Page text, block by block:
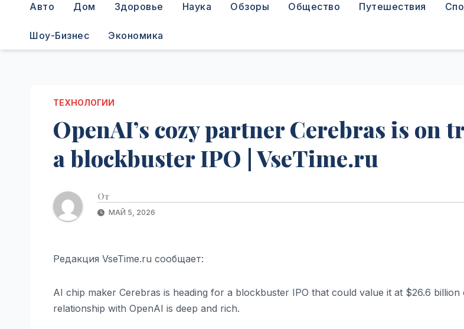
Авто Дом Здоровье Наука Обзоры Общество Путешествия
Шоу-Бизнес Экономика
ТЕХНОЛОГИИ
OpenAI’s cozy partner Cerebras is on
a blockbuster IPO | VseTime.ru
От
МАЙ 5, 2026
Редакция VseTime.ru сообщает:
AI chip maker Cerebras is heading for a blockbuster IPO that could value it at $26.6 billion
relationship with OpenAI is deep and rich.